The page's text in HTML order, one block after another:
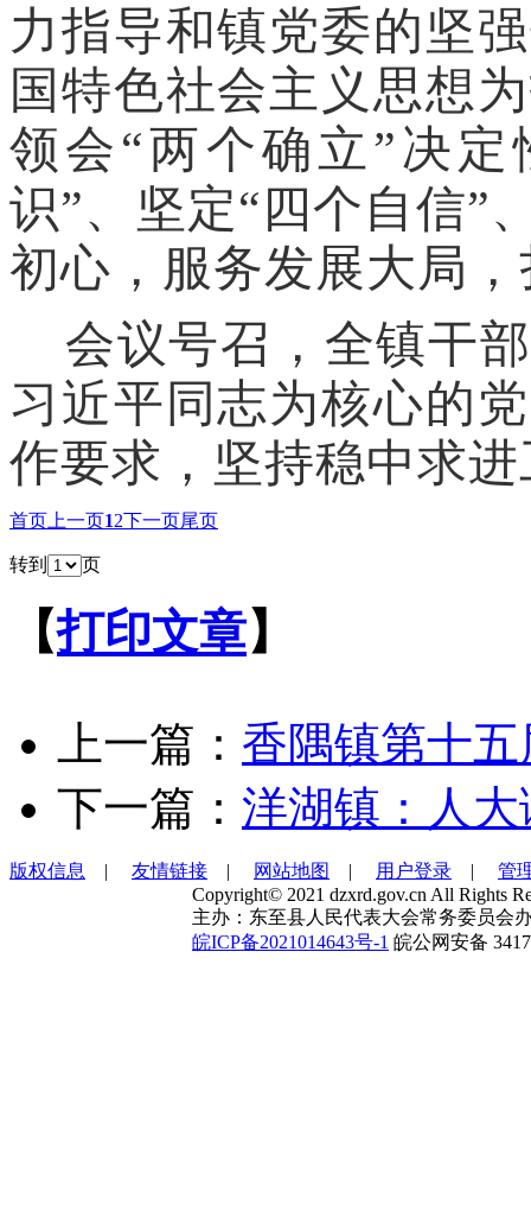
力指导和镇党委的坚强
国特色社会主义思想
领会“两个确立 ”决定
识”、坚定“ 四个自信”
初心，服务发展大局
会议号召，全镇干
习近平同志为核心的
作要求， 坚持稳中求进
首页 上一页12下一页尾页
转到 页
【打印文章】
上一篇： 香隅镇第十
下一篇： 洋湖镇：人
版权信息 | 友情链接 | 网站地图 | 用户登录 | 管
Copyright© 2021 dzxrd.gov.cn All Rights
主办：东至县人民代表大会常务委员会
皖ICP备2021014643号-1 皖公网安备